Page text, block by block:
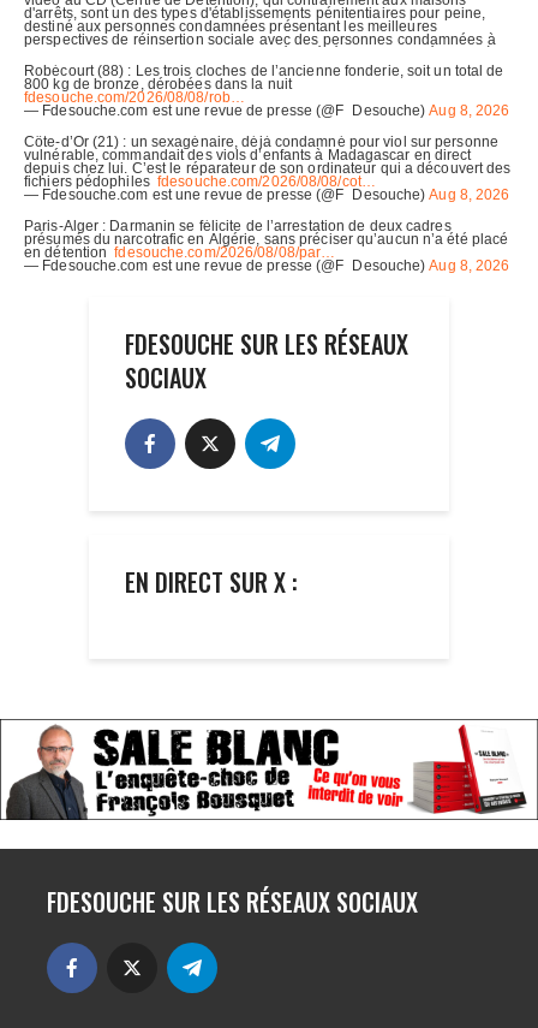
FDESOUCHE SUR LES RÉSEAUX
SOCIAUX
EN DIRECT SUR X :
FDESOUCHE SUR LES RÉSEAUX SOCIAUX